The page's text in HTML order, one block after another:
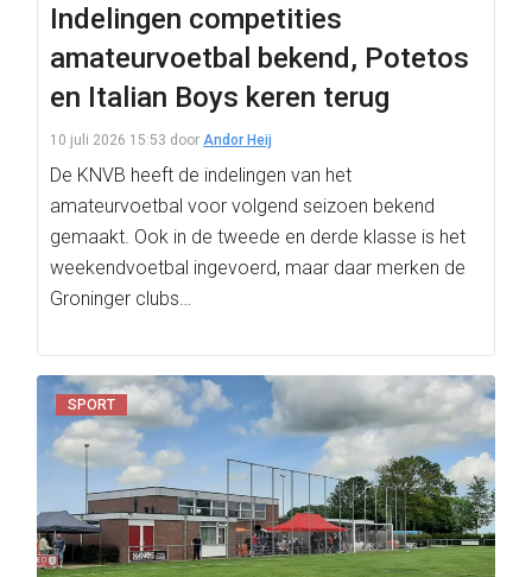
Indelingen competities
amateurvoetbal bekend, Potetos
en Italian Boys keren terug
10 juli 2026 15:53 door Andor Heij
De KNVB heeft de indelingen van het
amateurvoetbal voor volgend seizoen bekend
gemaakt. Ook in de tweede en derde klasse is het
weekendvoetbal ingevoerd, maar daar merken de
Groninger clubs…
SPORT